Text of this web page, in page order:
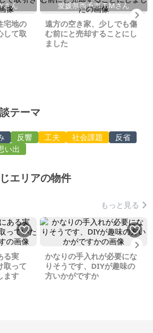
さん
宅地の
して取
愛媛県西予市 T.Mさん
遠方の空き家、少しでも傷
む前にと売却することにし
ました
テーマ
反響 工夫 社会課題
反省
い出
エリアの物件
もっと見る
る実
取って
ます
かなりの手入れが必要にな
りそうです、DIYが趣味の
方いかがですか